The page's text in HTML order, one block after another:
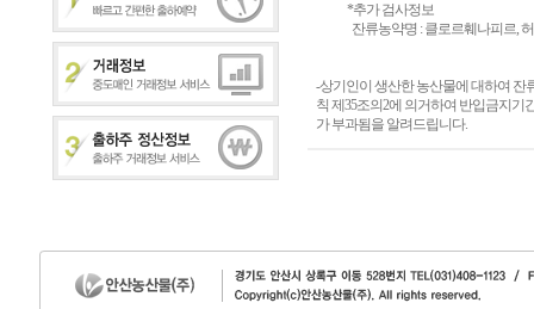
*추가 검사정보
잔류농약명 : 클로르훼나피르, 허용
-상기인이 생산한 농산물에 대하여
칙 제35조의2에 의거하여 반입금지기
가 부과됨을 알려드립니다.